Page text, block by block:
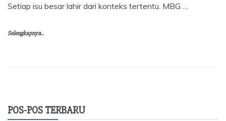
Setiap isu besar lahir dari konteks tertentu. MBG …
Selengkapnya..
POS-POS TERBARU